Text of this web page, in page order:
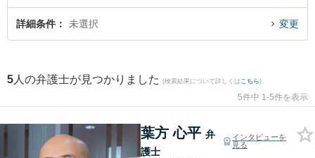
い』『初回相談無料で内容証明での債権回収を法律相談できる茨木市内の弁護
士に相談予約したい』などでお困りの相談者さんにおすすめです。
詳細条件 未選択 変更
5 人の弁護士が見つかりました (検索結果について詳しくは こちら)
5件中 1-5件を表示
葉方 心平 弁
護士
インタビューを
見る